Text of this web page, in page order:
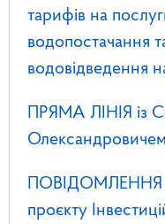
тарифів на
водопостачання
водовідведення
ПРЯМА ЛІНІЯ із
ПОВІДОМЛЕННЯ
проєкту